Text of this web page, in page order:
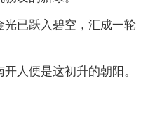
已跃入碧空，汇成一轮
人便是这初升的朝阳。